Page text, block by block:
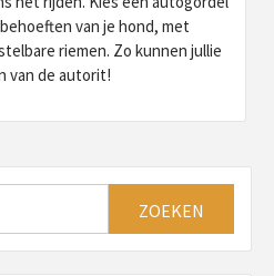
van je hond, met
riemen. Zo kunnen jullie
van de autorit!